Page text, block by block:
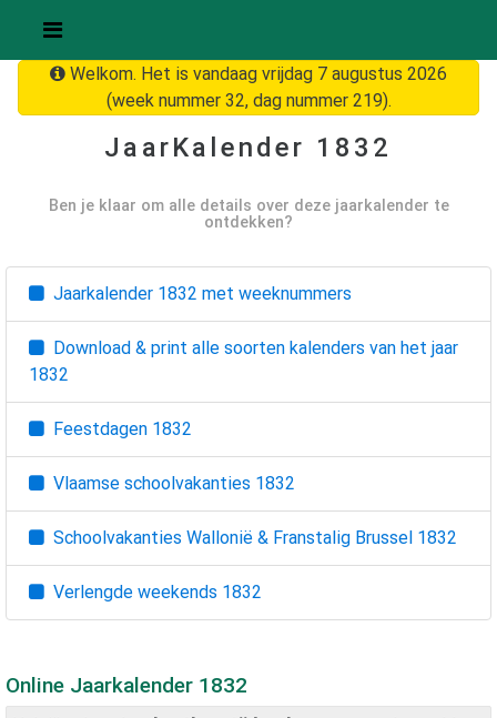
Welkom. Het is vandaag vrijdag 7 augustus 2026
(week nummer 32, dag nummer 219).
JaarKalender 1832
Ben je klaar om alle details over deze jaarkalender te
ontdekken?
Jaarkalender 1832 met weeknummers
Download & print alle soorten kalenders van het jaar
1832
Feestdagen 1832
Vlaamse schoolvakanties 1832
Schoolvakanties Wallonië & Franstalig Brussel 1832
Verlengde weekends 1832
Online Jaarkalender 1832